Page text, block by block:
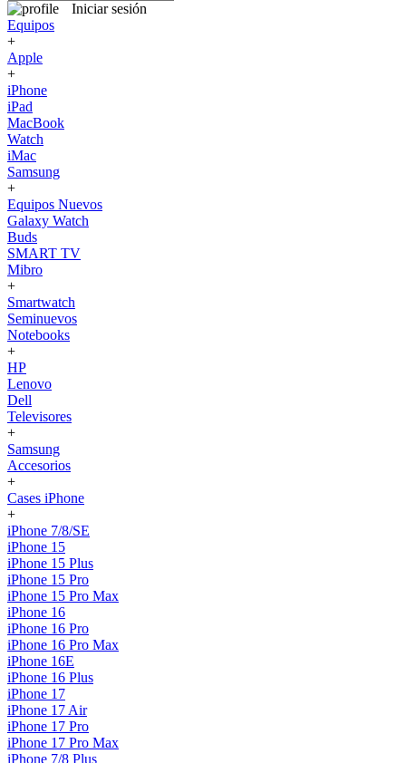
Iniciar sesión
Equipos
+
Apple
+
iPhone
iPad
MacBook
Watch
iMac
Samsung
+
Equipos Nuevos
Galaxy Watch
Buds
SMART TV
Mibro
+
Smartwatch
Seminuevos
Notebooks
+
HP
Lenovo
Dell
Televisores
+
Samsung
Accesorios
+
Cases iPhone
+
iPhone 7/8/SE
iPhone 15
iPhone 15 Plus
iPhone 15 Pro
iPhone 15 Pro Max
iPhone 16
iPhone 16 Pro
iPhone 16 Pro Max
iPhone 16E
iPhone 16 Plus
iPhone 17
iPhone 17 Air
iPhone 17 Pro
iPhone 17 Pro Max
iPhone 7/8 Plus